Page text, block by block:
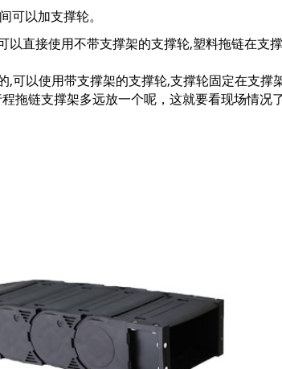
可以加支撑轮。
以直接使用不带支撑架的支撑轮,塑料拖链在支
,可以使用带支撑架的支撑轮,支撑轮固定在支撑
拖链支撑架多远放一个呢，这就要看现场情况了